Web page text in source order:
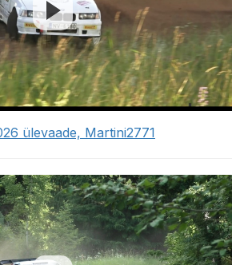
ülevaade, Martini2771